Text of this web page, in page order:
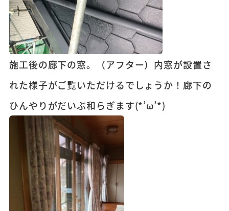
施工後の廊下の窓。（アフター）内窓が設置さ
れた様子がご覧いただけるでしょうか！廊下の
ひんやりがだいぶ和らぎます(*’ω’*)